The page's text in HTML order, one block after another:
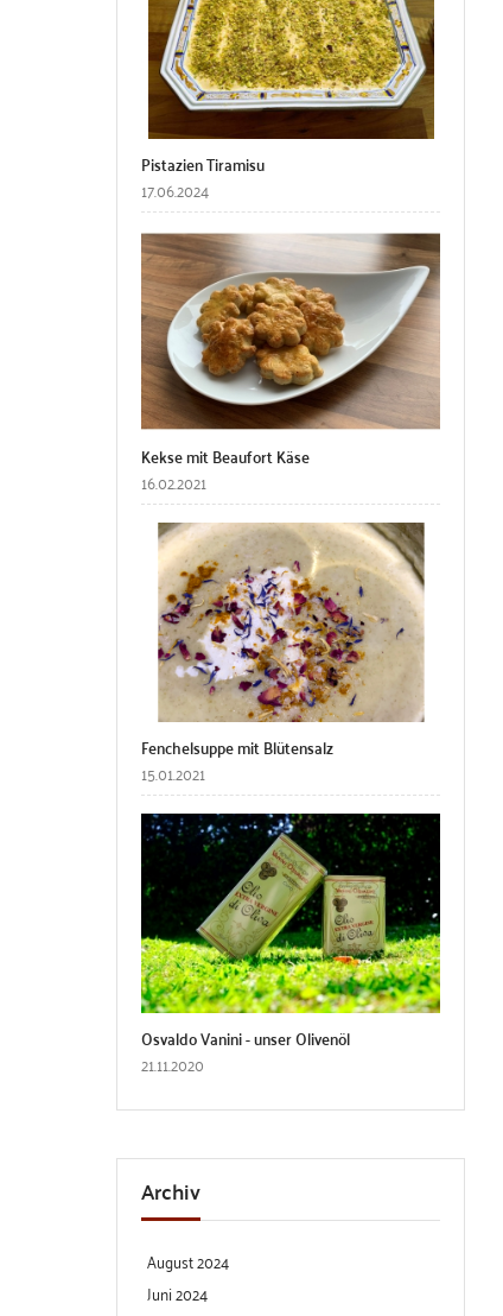
Pistazien Tiramisu
17.06.2024
Kekse mit Beaufort Käse
16.02.2021
Fenchelsuppe mit Blütensalz
15.01.2021
Osvaldo Vanini - unser Olivenöl
21.11.2020
Archiv
August 2024
Juni 2024